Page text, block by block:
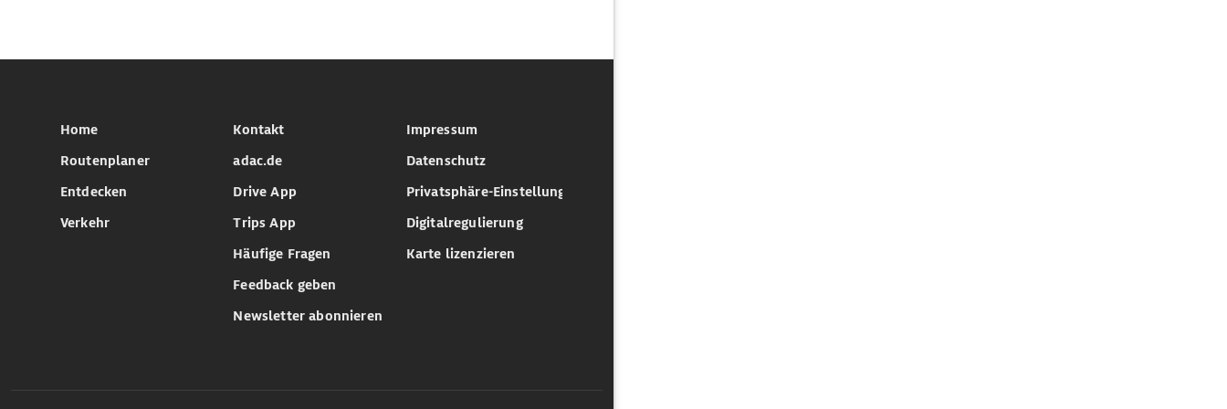
Home
Routenplaner
Entdecken
Verkehr
Kontakt
adac.de
Drive App
Trips App
Häufige Fragen
Feedback geben
Newsletter abonnieren
Impressum
Datenschutz
Privatsphäre-Einstellungen
Digitalregulierung
Karte lizenzieren